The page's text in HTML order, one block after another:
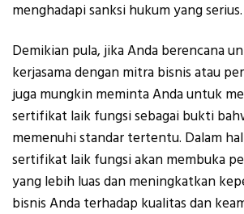
menghadapi sanksi hukum yang serius.
Demikian pula, jika Anda berencana
kerjasama dengan mitra bisnis atau
juga mungkin meminta Anda untuk
sertifikat laik fungsi sebagai bukti
memenuhi standar tertentu. Dalam
sertifikat laik fungsi akan membuka
yang lebih luas dan meningkatkan
bisnis Anda terhadap kualitas dan